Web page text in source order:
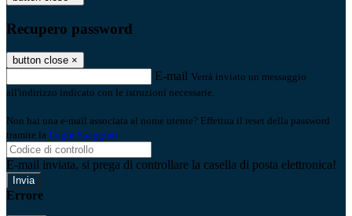
Recupero password
button close ×
E-mail Verrà inviato un messaggio
all'indirizzo indicato con le istruzioni necessarie.
Non hai una e-mail associata al nome utente? Effettua il reset della password
tramite la Login Spaggiari
E-mail inviata, si prega di controllare la casella di posta elettronica!
Errore